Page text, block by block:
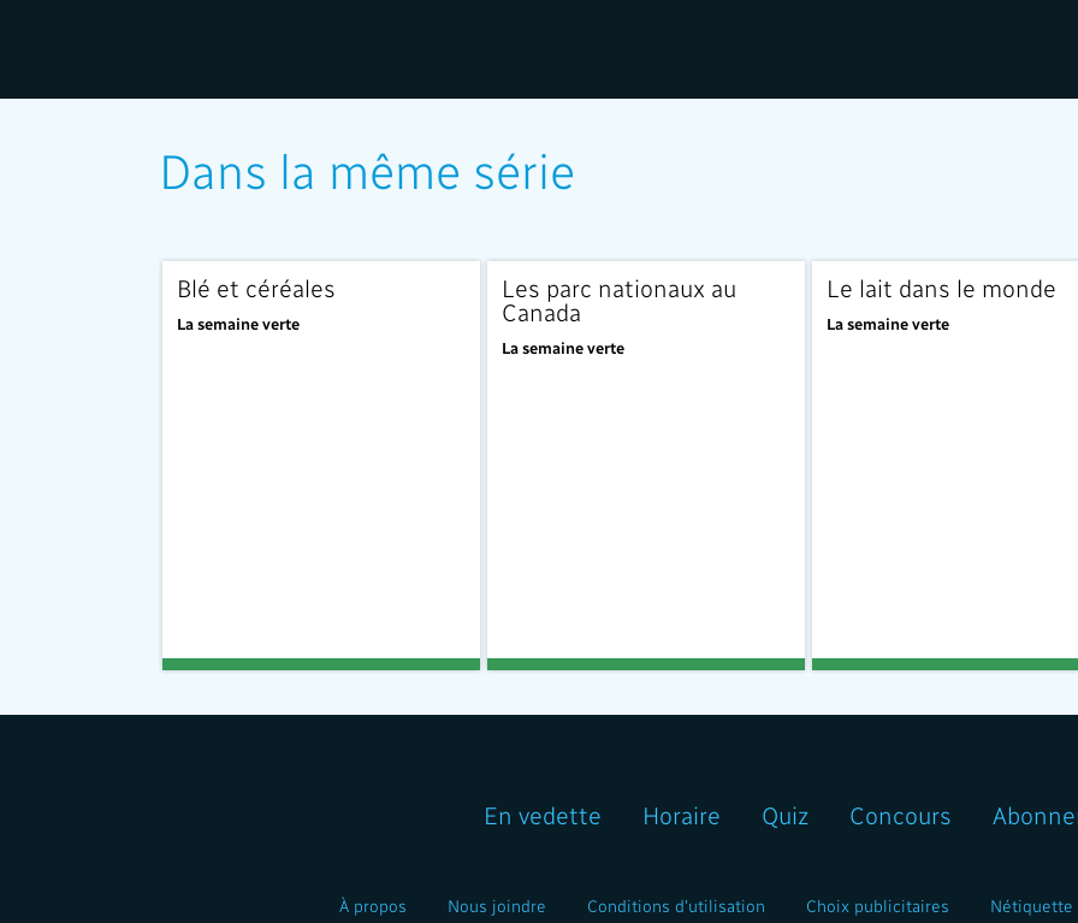
Dans la même série
Blé et céréales
La semaine verte
Les parc nationaux au
Canada
La semaine verte
Le lait dans le monde
La semaine verte
En vedette Horaire Quiz Concours
À propos Nous joindre Conditions d'utilisation Choix publicitaires Nétiquette